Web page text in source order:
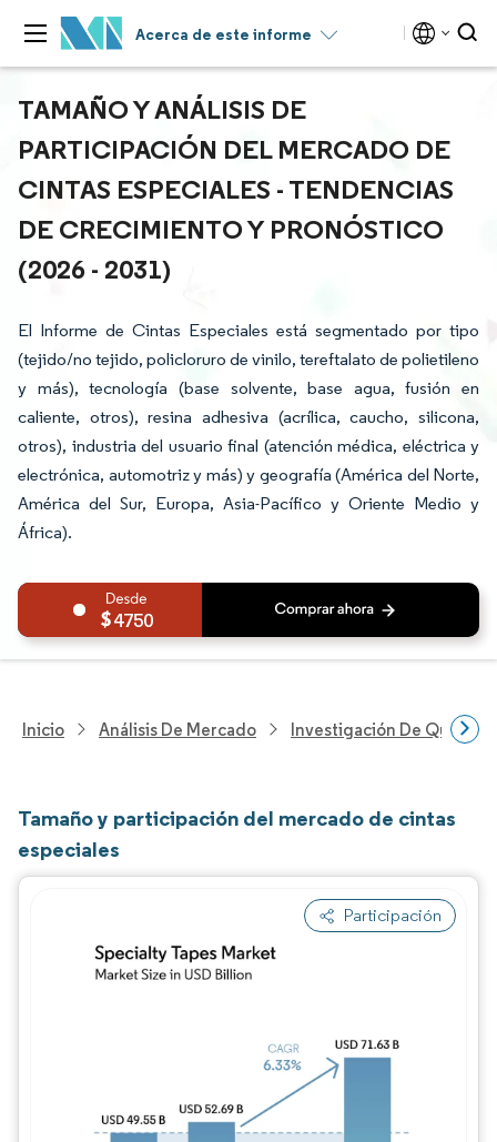
Acerca de este informe
TAMAÑO Y ANÁLISIS DE
PARTICIPACIÓN DEL MERCADO DE
CINTAS ESPECIALES - TENDENCIAS
DE CRECIMIENTO Y PRONÓSTICO
(2026 - 2031)
El Informe de Cintas Especiales está segmentado por tipo
(tejido/no tejido, policloruro de vinilo, tereftalato de polietileno
y más), tecnología (base solvente, base agua, fusión en
caliente, otros), resina adhesiva (acrílica, caucho, silicona,
otros), industria del usuario final (atención médica, eléctrica y
electrónica, automotriz y más) y geografía (América del Norte,
América del Sur, Europa, Asia-Pacífico y Oriente Medio y
África).
4750
Inicio Análisis De Mercado Investigación De
Tamaño y participación del mercado de cintas
especiales
Participación